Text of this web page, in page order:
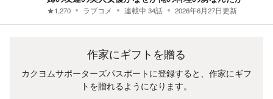
★1,270 ラブコメ 連載中 34話 2026年6月27日更新
作家にギフトを贈る
カクヨムサポーターズパスポートに登録すると、作家にギフ
トを贈れるようになります。